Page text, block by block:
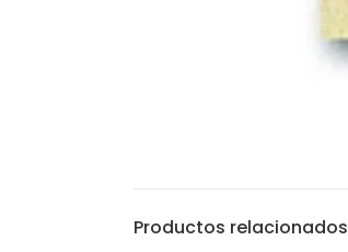
Productos relacionados